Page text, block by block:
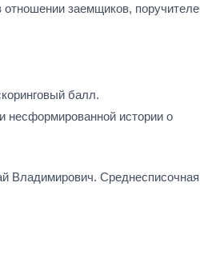
заемщиков,
балл.
несформированной истории о
Владимирович. Среднесписочная